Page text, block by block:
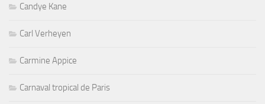
Candye Kane
Carl Verheyen
Carmine Appice
Carnaval tropical de Paris